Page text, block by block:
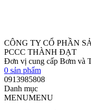
CÔNG TY CỔ PHẦN
PCCC THÀNH ĐẠT
Đơn vị cung cấp Bơm và
0 sản phẩm
0913985808
Danh mục
MENUMENU